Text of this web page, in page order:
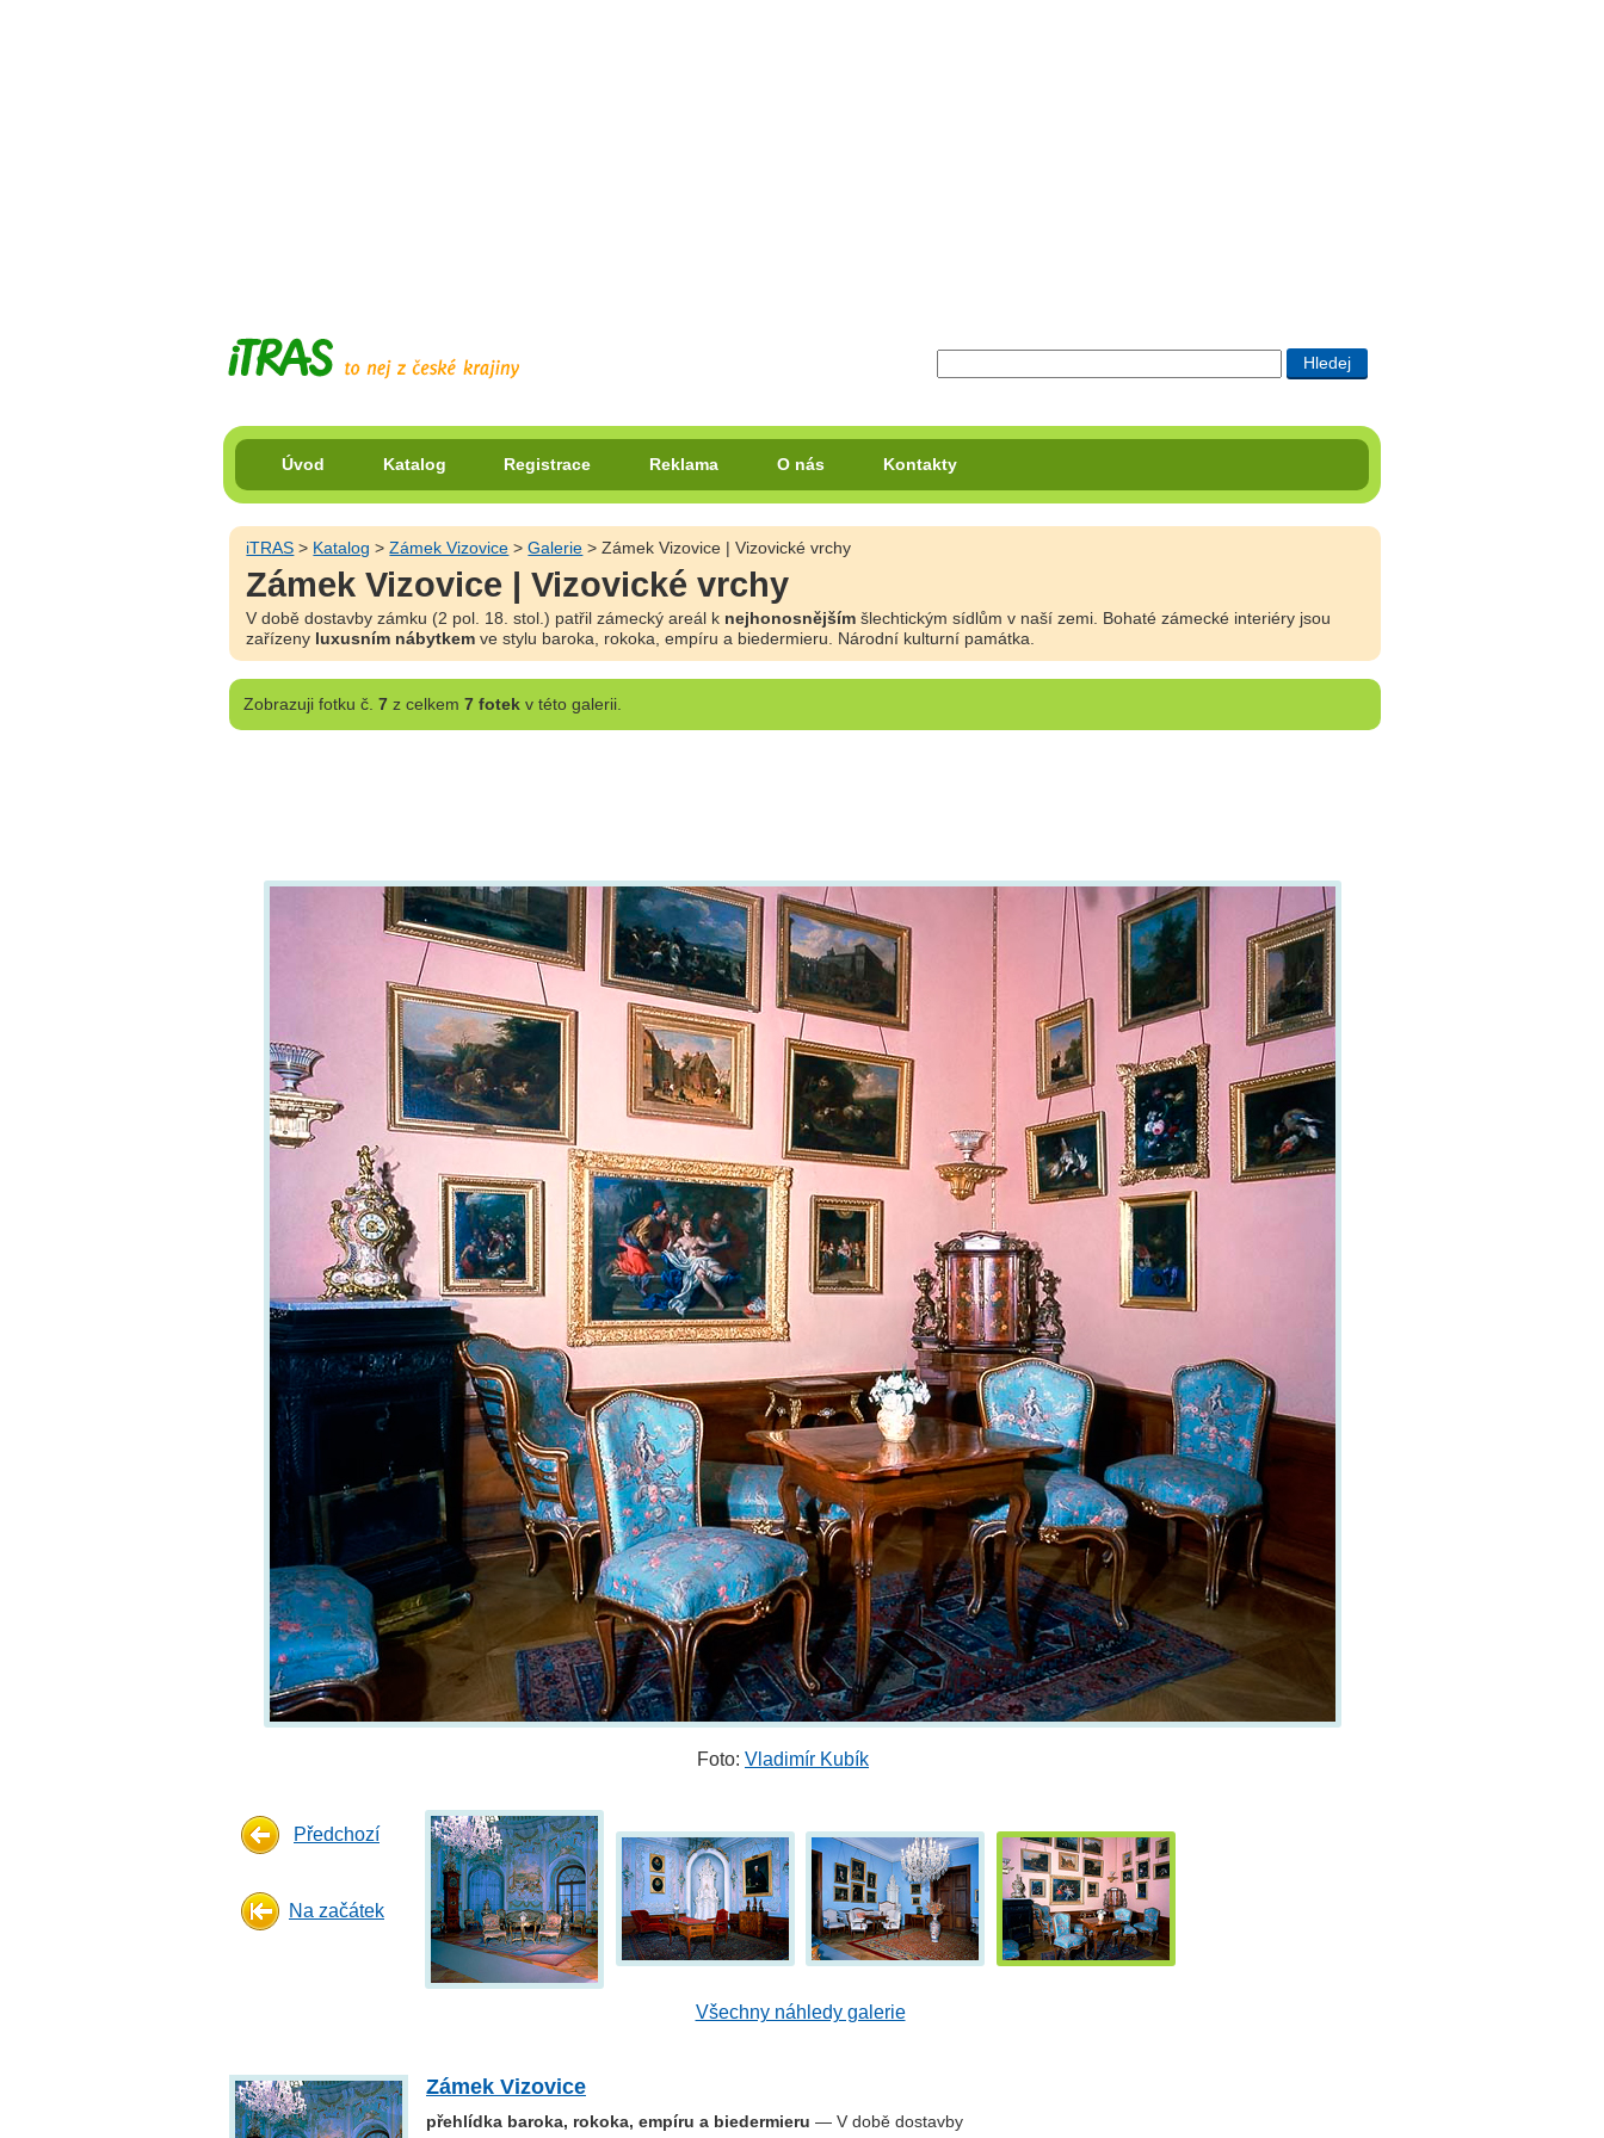
Úvod Katalog Registrace Reklama O nás Kontakty
iTRAS > Katalog >Zámek Vizovice >Galerie > Zámek Vizovice | Vizovické vrchy
Zámek Vizovice | Vizovické vrchy
V době dostavby zámku (2 pol. 18. stol.) patřil zámecký areál k nejhonosnějšímšlechtickým sídlům v naší zemi. Bohaté zámecké interiéry jsou
zařízeny luxusním nábytkemve stylu baroka, rokoka, empíru a biedermieru. Národní kulturní památka.
Zobrazujifotku č. 7z celkem 7 fotekv této galerii.
Foto: Vladimír Kubík
Předchozí
Na začátek
Všechny náhledy galerie
Zámek Vizovice
přehlídka baroka, rokoka, empíru a biedermieru — V době dostavby